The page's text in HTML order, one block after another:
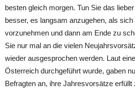
besten gleich morgen. Tun Sie das
besser, es langsam anzugehen, als sich
vorzunehmen und dann am Ende zu
Sie nur mal an die vielen
wieder ausgesprochen werden. Laut
Österreich durchgeführt wurde, gaben
Befragten an, ihre Jahresvorsätze erfüllt